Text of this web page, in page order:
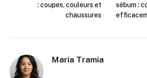
: coupes, couleurs et
chaussures
sébum :
Maria Tramia